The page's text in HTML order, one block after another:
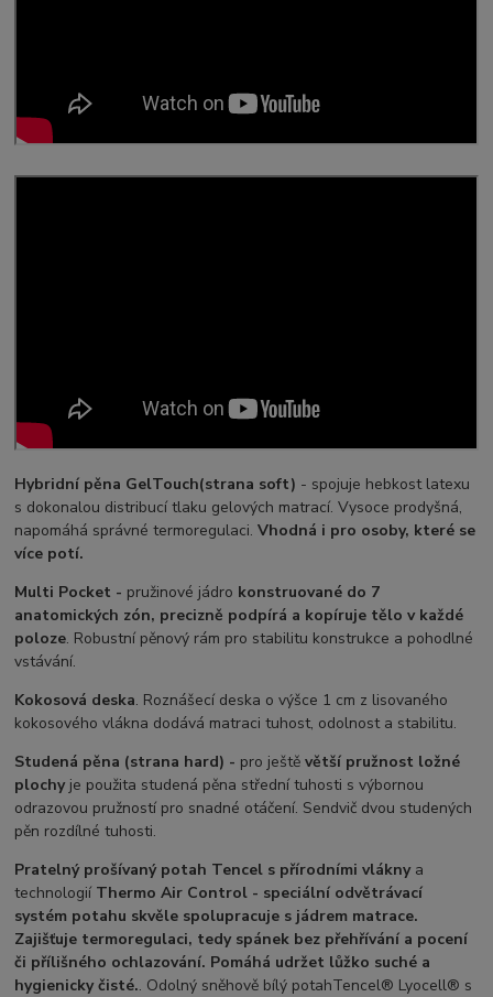
Hybridní pěna GelTouch(strana soft) - spojuje hebkost latexu
s dokonalou distribucí tlaku gelových matrací. Vysoce prodyšná,
napomáhá správné termoregulaci.Vhodná i pro osoby, které se
více potí.
Multi Pocket - pružinové jádro konstruované do 7
anatomických zón, precizně podpírá a kopíruje tělo v každé
poloze. Robustní pěnový rám pro stabilitu konstrukce a pohodlné
vstávání.
Kokosová deska. Roznášecí deska o výšce 1 cm z lisovaného
kokosového vlákna dodává matraci tuhost, odolnost a stabilitu.
Studená pěna (strana hard) - pro ještěvětší pružnost ložné
plochyje použita studená pěna střední tuhosti s výbornou
odrazovou pružností pro snadné otáčení. Sendvič dvou studených
pěn rozdílné tuhosti.
Pratelný prošívaný potah Tencel s přírodními vláknya
technologií Thermo Air Control - speciální odvětrávací
systém potahu skvěle spolupracuje s jádrem matrace.
Zajišťuje termoregulaci, tedy spánek bez přehřívání a pocení
či přílišného ochlazování. Pomáhá udržet lůžko suché a
hygienicky čisté.. Odolný sněhově bílý potahTencel® Lyocell® s